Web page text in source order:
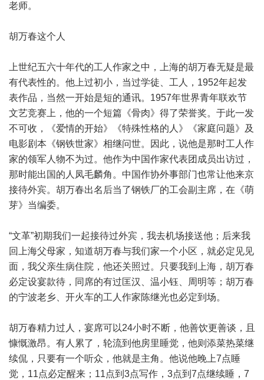
老师。
胡万春这个人
上世纪五六十年代的工人作家之中，上海的胡万春无疑是最
有代表性的。他上过初小，当过学徒、工人，1952年起发
表作品，当然一开始是短的通讯。1957年世界青年联欢节
文艺竞赛上，他的一个短篇《骨肉》得了荣誉奖。于此一发
不可收，《爱情的开始》《特殊性格的人》《家庭问题》及
电影剧本《钢铁世家》相继问世。因此，说他是那时工人作
家的领军人物不为过。他作为中国作家代表团成员出访过，
那时能出国的人凤毛麟角。中国作协外事部门也常让他来京
接待外宾。胡万春出名后当了钢铁厂的工会副主席，在《萌
芽》当编委。
“文革”初期我们一起接待过外宾，我去机场接送他；后来我
回上海父母家，知道胡万春与我们家一个小区，就必定见见
面，我父亲生病住院，他还关照过。只要我到上海，胡万春
必定设宴款待，同席的有过匡汉、温小钰、周明等；胡万春
的宁波老乡、开火车的工人作家陈继光也必定到场。
胡万春精力过人，宴席可以24小时不断，他善饮更善谈，且
慷慨激昂。有人累了，轮流到他房里睡觉，他则添菜热菜继
续侃，只要有一个听众，他就是主角。他说他晚上7点睡
觉，11点必定醒来；11点到3点写作，3点到7点继续睡，7